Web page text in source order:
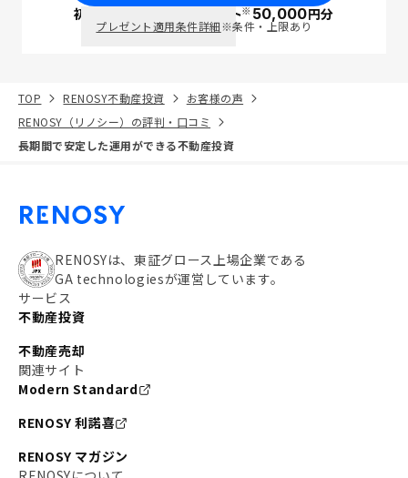
初回面談で ポイント※50,000円分
プレゼント適用条件詳細※条件・上限あり
TOP RENOSY不動産投資
お客様の声
RENOSY（リノシー）の評判・口コミ
長期間で安定した運用ができる不動産投資
RENOSYは、東証グロース上場企業である
GA technologiesが運営しています。
サービス
不動産投資
不動産売却
関連サイト
Modern Standard
RENOSY 利諾喜
RENOSY マガジン